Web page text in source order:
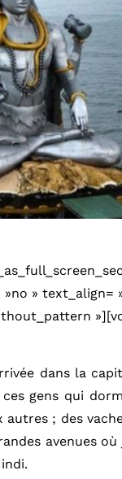
» text_align=
dans la
gens qui
; des
avenues